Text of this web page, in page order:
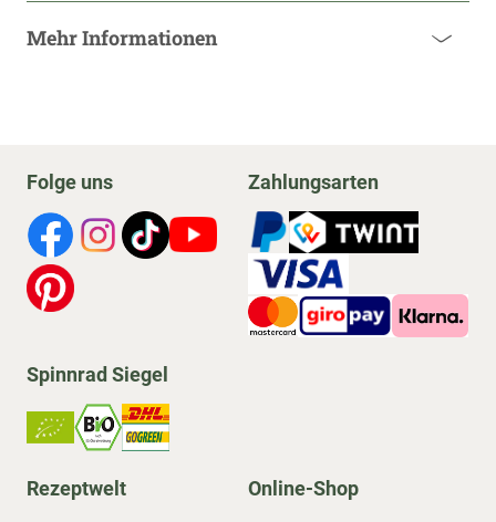
Mehr Informationen
Folge uns Zahlungsarten
Spinnrad Siegel
Rezeptwelt Online-Shop